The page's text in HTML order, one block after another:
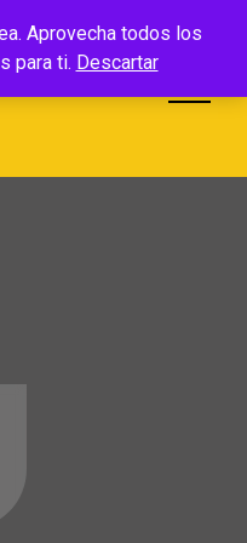
Aprovecha todos los
para ti. Descartar